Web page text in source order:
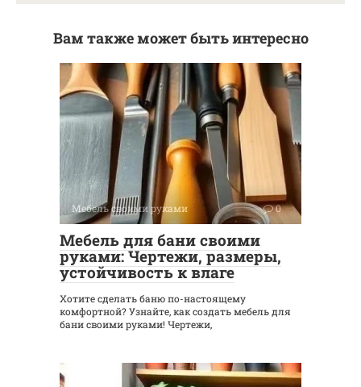
Вам также может быть интересно
Мебель своими руками 0
Мебель для бани своими
руками: Чертежи, размеры,
устойчивость к влаге
Хотите сделать баню по-настоящему
комфортной? Узнайте, как создать мебель для
бани своими руками! Чертежи,